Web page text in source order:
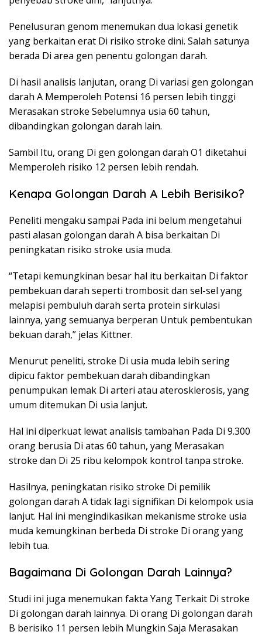
Penelusuran genom menemukan dua lokasi genetik
yang berkaitan erat Di risiko stroke dini. Salah satunya
berada Di area gen penentu golongan darah.
Di hasil analisis lanjutan, orang Di variasi gen golongan
darah A Memperoleh Potensi 16 persen lebih tinggi
Merasakan stroke Sebelumnya usia 60 tahun,
dibandingkan golongan darah lain.
Sambil Itu, orang Di gen golongan darah O1 diketahui
Memperoleh risiko 12 persen lebih rendah.
Kenapa Golongan Darah A Lebih Berisiko?
Peneliti mengaku sampai Pada ini belum mengetahui
pasti alasan golongan darah A bisa berkaitan Di
peningkatan risiko stroke usia muda.
“Tetapi kemungkinan besar hal itu berkaitan Di faktor
pembekuan darah seperti trombosit dan sel-sel yang
melapisi pembuluh darah serta protein sirkulasi
lainnya, yang semuanya berperan Untuk pembentukan
bekuan darah,” jelas Kittner.
Menurut peneliti, stroke Di usia muda lebih sering
dipicu faktor pembekuan darah dibandingkan
penumpukan lemak Di arteri atau aterosklerosis, yang
umum ditemukan Di usia lanjut.
Hal ini diperkuat lewat analisis tambahan Pada Di 9.300
orang berusia Di atas 60 tahun, yang Merasakan
stroke dan Di 25 ribu kelompok kontrol tanpa stroke.
Hasilnya, peningkatan risiko stroke Di pemilik
golongan darah A tidak lagi signifikan Di kelompok usia
lanjut. Hal ini mengindikasikan mekanisme stroke usia
muda kemungkinan berbeda Di stroke Di orang yang
lebih tua.
Bagaimana Di Golongan Darah Lainnya?
Studi ini juga menemukan fakta Yang Terkait Di stroke
Di golongan darah lainnya. Di orang Di golongan darah
B berisiko 11 persen lebih Mungkin Saja Merasakan